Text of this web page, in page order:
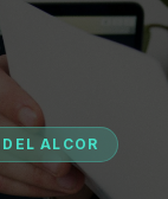
ALCOR